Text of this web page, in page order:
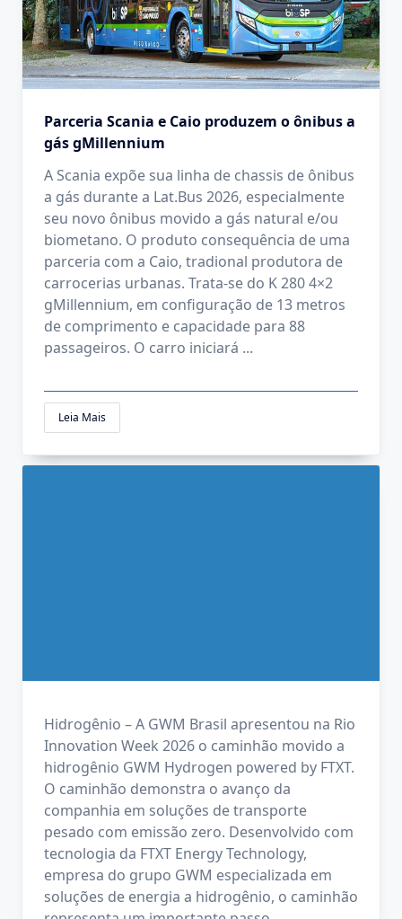
Parceria Scania e Caio produzem o ônibus a
gás gMillennium
A Scania expõe sua linha de chassis de ônibus
a gás durante a Lat.Bus 2026, especialmente
seu novo ônibus movido a gás natural e/ou
biometano. O produto consequência de uma
parceria com a Caio, tradional produtora de
carrocerias urbanas. Trata-se do K 280 4×2
gMillennium, em configuração de 13 metros
de comprimento e capacidade para 88
passageiros. O carro iniciará ...
Leia Mais
Hidrogênio – A GWM Brasil apresentou na Rio
Innovation Week 2026 o caminhão movido a
hidrogênio GWM Hydrogen powered by FTXT.
O caminhão demonstra o avanço da
companhia em soluções de transporte
pesado com emissão zero. Desenvolvido com
tecnologia da FTXT Energy Technology,
empresa do grupo GWM especializada em
soluções de energia a hidrogênio, o caminhão